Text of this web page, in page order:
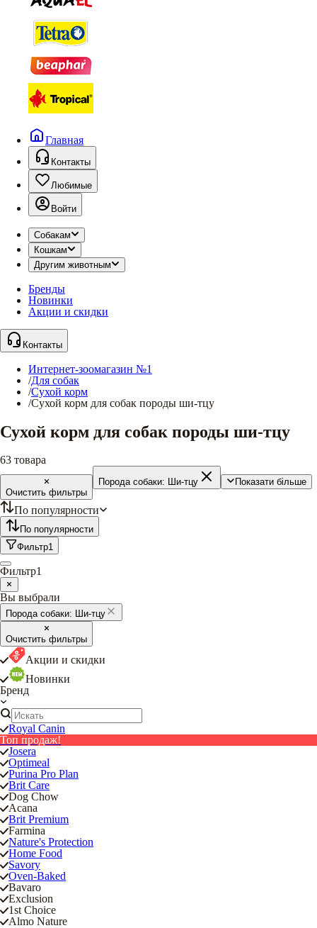
Главная
Контакты
Любимые
Войти
Собакам
Кошкам
Другим животным
Бренды
Новинки
Акции и скидки
Контакты
Интернет-зоомагазин №1
/Для собак
/Сухой корм
/Сухой корм для собак породы ши-тцу
Сухой корм для собак породы ши-тцу
63 товара
Очистить фильтры
Порода собаки: Ши-тцу Показати більше
По популярности
По популярности
Фильтр1
Фильтр1
Вы выбрали
Порода собаки: Ши-тцу
Очистить фильтры
Акции и скидки
Новинки
Бренд
Royal Canin
Топ продаж!
Josera
Optimeal
Purina Pro Plan
Brit Care
Dog Chow
Acana
Brit Premium
Farmina
Nature's Protection
Home Food
Savory
Oven-Baked
Bavaro
Exclusion
1st Choice
Almo Nature